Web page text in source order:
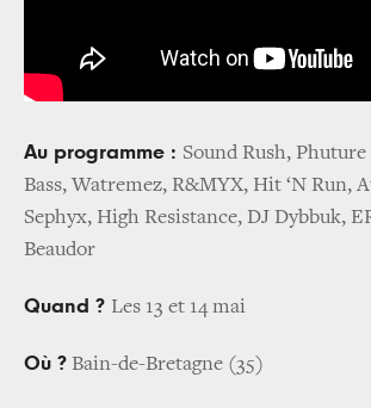
Au programme : Sound Rush,
Bass, Watremez, R&MYX, Hit ‘N Run,
Sephyx, High Resistance, DJ Dybbuk,
Beaudor
Quand ? Les 13 et 14 mai
Où ? Bain-de-Bretagne (35)